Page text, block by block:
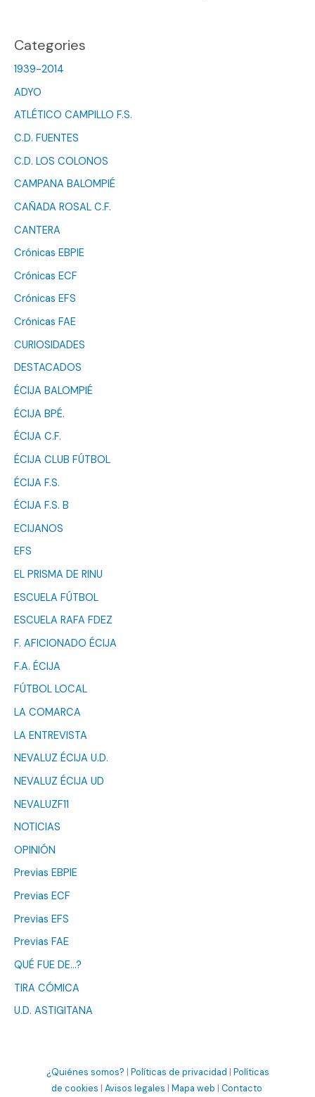
Categories
1939-2014
ADYO
ATLÉTICO CAMPILLO F.S.
C.D. FUENTES
C.D. LOS COLONOS
CAMPANA BALOMPIÉ
CAÑADA ROSAL C.F.
CANTERA
Crónicas EBPIE
Crónicas ECF
Crónicas EFS
Crónicas FAE
CURIOSIDADES
DESTACADOS
ÉCIJA BALOMPIÉ
ÉCIJA BPÉ.
ÉCIJA C.F.
ÉCIJA CLUB FÚTBOL
ÉCIJA F.S.
ÉCIJA F.S. B
ECIJANOS
EFS
EL PRISMA DE RINU
ESCUELA FÚTBOL
ESCUELA RAFA FDEZ
F. AFICIONADO ÉCIJA
F.A. ÉCIJA
FÚTBOL LOCAL
LA COMARCA
LA ENTREVISTA
NEVALUZ ÉCIJA U.D.
NEVALUZ ÉCIJA UD
NEVALUZF11
NOTICIAS
OPINIÓN
Previas EBPIE
Previas ECF
Previas EFS
Previas FAE
QUÉ FUE DE…?
TIRA CÓMICA
U.D. ASTIGITANA
¿Quiénes somos? | Políticas de privacidad | Políticas
de cookies | Avisos legales | Mapa web | Contacto